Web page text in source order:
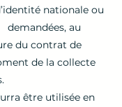
nationale ou
demandées, au
du contrat de
de la collecte
être utilisée en